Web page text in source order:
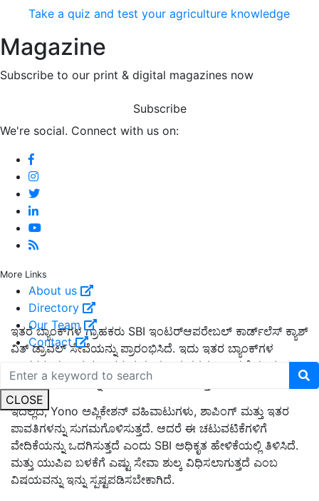
Take a quiz and test your agriculture knowledge
Magazine
Subscribe to our print & digital magazines now
Subscribe
We're social. Connect with us on:
More Links
About us
Directory
Our Team
Contact
CLOSE
ಇತರೆ ಬ್ಯಾಂಕ್‌ಗಳ ಗ್ರಾಹಕರು SBI ಇಂಟರ್‌ಆಪರೇಬಲ್ ಕಾರ್ಡ್‌ಲೆಸ್ ಕ್ಯಾಶ್
ವಿತ್ ಡ್ರಾವಲ್ ಸೇವೆಯನ್ನು ಪ್ರಾರಂಭಿಸಿದೆ. ಇದು ಇತರ ಬ್ಯಾಂಕ್‌ಗಳ
ಗ್ರಾಹಕರು ಈ ಅನುಕೂಲಕರ ಮತ್ತು ನವೀನ ನಗದು ಹಿಂಪಡೆಯುವ
ಪರಿಹಾರದ ಲಾಭವನ್ನು ಪಡೆಯಲು ಅನುಮತಿಸುತ್ತದೆ.
ಇದಲ್ಲದೆ, Yono ಅಪ್ಲಿಕೇಶನ್ ವಹಿವಾಟುಗಳು, ಶಾಪಿಂಗ್ ಮತ್ತು ಇತರ
ಪಾವತಿಗಳನ್ನು ಸುಗಮಗೊಳಿಸುತ್ತದೆ. ಆದರೆ ಈ ಚಟುವಟಿಕೆಗಳಿಗೆ
ವೇದಿಕೆಯನ್ನು ಒದಗಿಸುತ್ತದೆ ಎಂದು SBI ಅಧಿಕೃತ ಹೇಳಿಕೆಯಲ್ಲಿ ತಿಳಿಸಿದೆ.
ಮತ್ತು ಯುಪಿಐ ಬಳಕೆಗೆ ಎಷ್ಟು ಸೇವಾ ಶುಲ್ಕ ವಿಧಿಸಲಾಗುತ್ತದೆ ಎಂಬ
ವಿಷಯವನ್ನು ಇನ್ನು ಸ್ಪಷ್ಟಪಡಿಸಬೇಕಾಗಿದೆ.